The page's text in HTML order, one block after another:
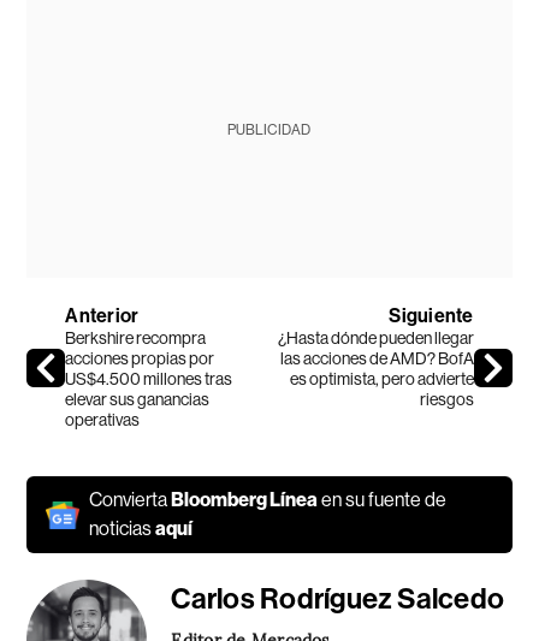
PUBLICIDAD
Anterior
Berkshire recompra
acciones propias por
US$4.500 millones tras
elevar sus ganancias
operativas
Siguiente
¿Hasta dónde pueden llegar
las acciones de AMD? BofA
es optimista, pero advierte
riesgos
Convierta Bloomberg Líneaen su fuente de
noticiasaquí
Carlos Rodríguez Salcedo